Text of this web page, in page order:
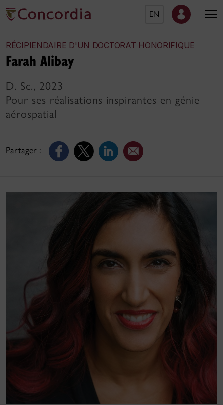
EN
RÉCIPIENDAIRE D'UN DOCTORAT HONORIFIQUE
Partager :
Farah Alibay
D. Sc., 2023
Pour ses réalisations inspirantes en génie
aérospatial